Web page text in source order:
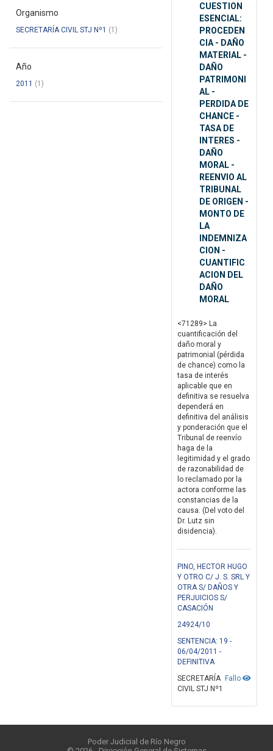
Organismo
SECRETARÍA CIVIL STJ Nº1 (1)
Año
2011 (1)
CUESTION
ESENCIAL:
PROCEDEN
CIA - DAÑO
MATERIAL -
DAÑO
PATRIMONI
AL -
PERDIDA DE
CHANCE -
TASA DE
INTERES -
DAÑO
MORAL -
REENVIO AL
TRIBUNAL
DE ORIGEN -
MONTO DE
LA
INDEMNIZA
CION -
CUANTIFIC
ACION DEL
DAÑO
MORAL
<71289> La
cuantificación del
daño moral y
patrimonial (pérdida
de chance) como la
tasa de interés
aplicable que en
definitiva se resuelva
dependerá en
definitiva del análisis
y ponderación que el
Tribunal de reenvío
haga de la
legitimidad y el grado
de razonabilidad de
lo reclamado por la
actora conforme las
constancias de la
causa. (Del voto del
Dr. Lutz sin
disidencia).
PINO, HECTOR HUGO
Y OTRO C/ J. S. SRL Y
OTRA S/ DAÑOS Y
PERJUICIOS S/
CASACIÓN
24924/10
SENTENCIA: 19 -
06/04/2011 -
DEFINITIVA
Fallo
SECRETARÍA
CIVIL STJ Nº1